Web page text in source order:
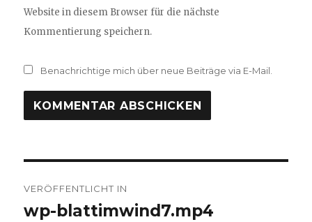
Website in diesem Browser für die nächste
Kommentierung speichern.
Benachrichtige mich über neue Beiträge via E-Mail.
Navigation
VERÖFFENTLICHT IN
wp-blattimwind7.mp4